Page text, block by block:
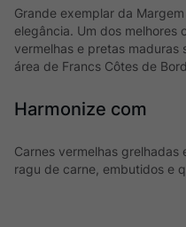
Grande exemplar da
elegância. Um dos
vermelhas e pretas maduras
área de Francs Côtes de
Harmonize com
Carnes vermelhas grelhadas
ragu de carne, embutidos e